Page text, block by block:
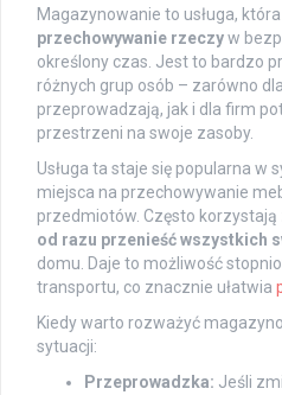
Magazynowanie to usługa,
przechowywanie rzeczyw
określony czas. Jest to bardzo
różnych grup osób – zarówno
przeprowadzają, jak i dla firm
przestrzeni na swoje zasoby.
Usługa ta staje się popularna w
miejsca na przechowywanie
przedmiotów. Często korzystają
od razu przenieść wszystkich
domu. Daje to możliwość
transportu, co znacznie ułatwia
Kiedy warto rozważyć
sytuacji:
Przeprowadzka: Jeśli